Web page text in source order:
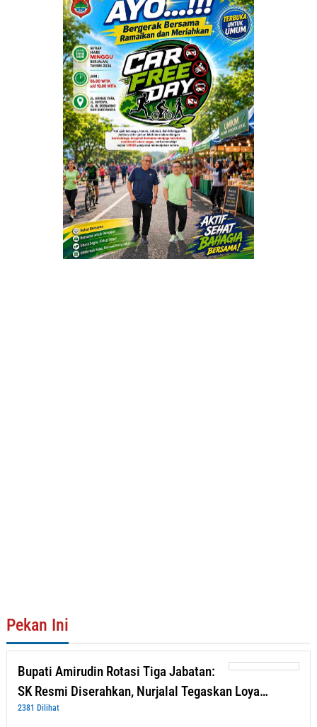
Pekan Ini
Bupati Amirudin Rotasi Tiga Jabatan:
SK Resmi Diserahkan, Nurjalal Tegaskan Loya…
2381 Dilihat